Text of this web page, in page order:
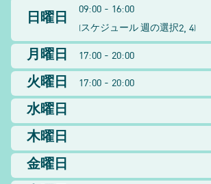
日曜日
09:00 - 16:00
(スケジュール 週の選択2, 4)
月曜日
17:00 - 20:00
火曜日
17:00 - 20:00
水曜日
木曜日
金曜日